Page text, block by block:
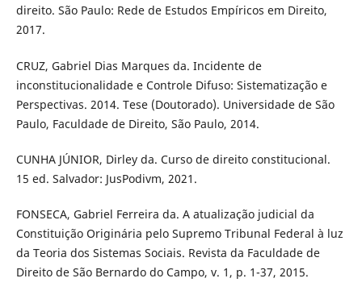
direito. São Paulo: Rede de Estudos Empíricos em Direito,
2017.
CRUZ, Gabriel Dias Marques da. Incidente de
inconstitucionalidade e Controle Difuso: Sistematização e
Perspectivas. 2014. Tese (Doutorado). Universidade de São
Paulo, Faculdade de Direito, São Paulo, 2014.
CUNHA JÚNIOR, Dirley da. Curso de direito constitucional.
15 ed. Salvador: JusPodivm, 2021.
FONSECA, Gabriel Ferreira da. A atualização judicial da
Constituição Originária pelo Supremo Tribunal Federal à luz
da Teoria dos Sistemas Sociais. Revista da Faculdade de
Direito de São Bernardo do Campo, v. 1, p. 1-37, 2015.